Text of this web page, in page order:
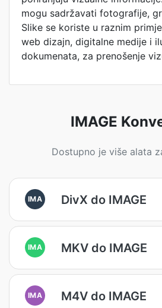
mogu sadržavati fotografije,
Slike se koriste u raznim
web dizajn, digitalne medije i
dokumenata, za prenošenje
IMAGE
Dostupno je više alata
IMA DivX do IMAGE
IMA MKV do IMAGE
IMA M4V do IMAGE